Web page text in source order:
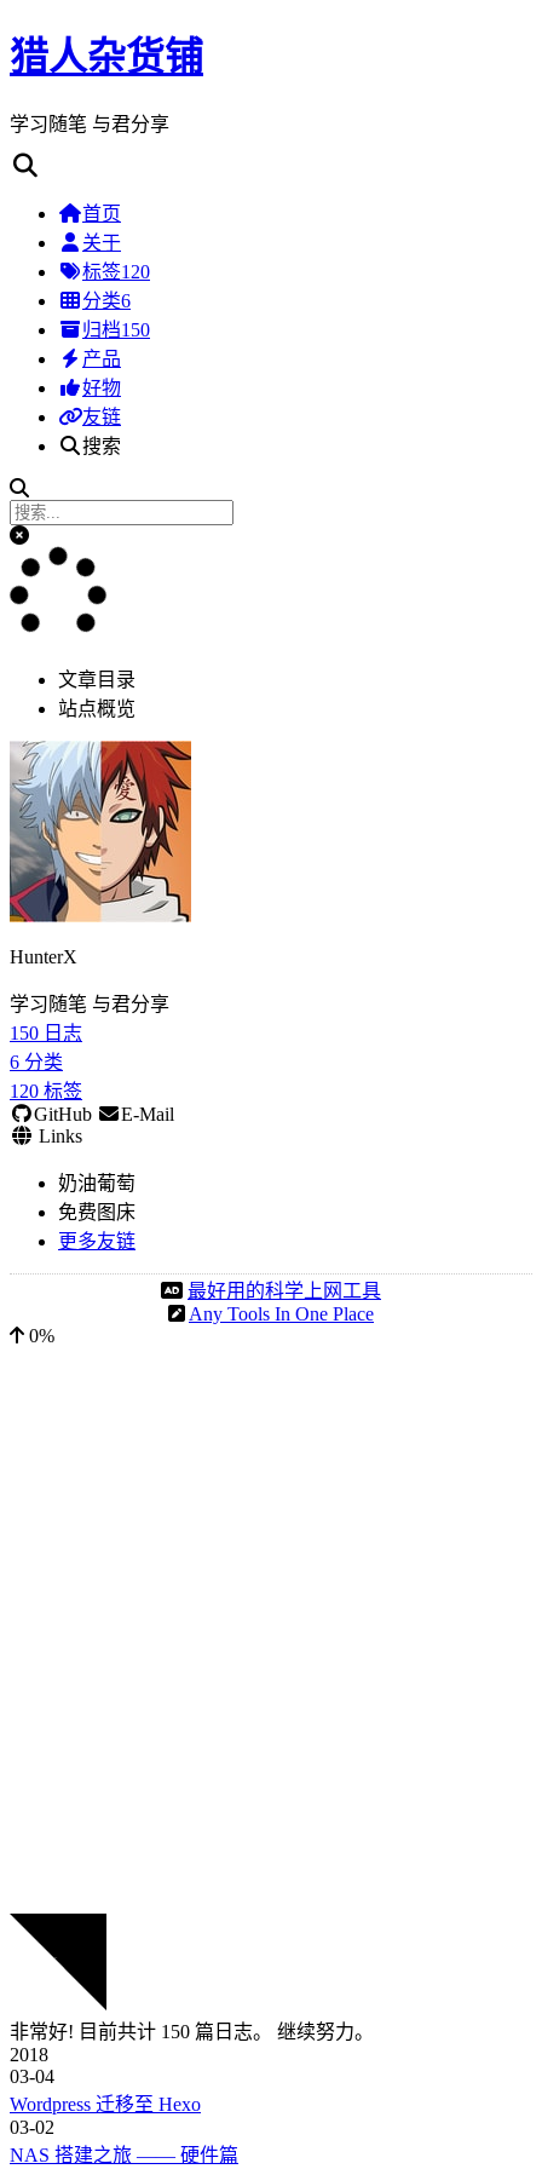
猎人杂货铺
学习随笔 与君分享
首页
关于
标签120
分类6
归档150
产品
好物
友链
搜索
文章目录
站点概览
HunterX
学习随笔 与君分享
150 日志
6 分类
120 标签
GitHub
E-Mail
Links
奶油葡萄
免费图床
更多友链
最好用的科学上网工具
Any Tools In One Place
0%
非常好! 目前共计 150 篇日志。 继续努力。
2018
03-04
Wordpress 迁移至 Hexo
03-02
NAS 搭建之旅 —— 硬件篇